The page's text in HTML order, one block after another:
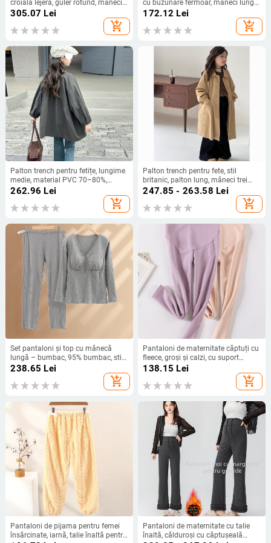
croială lejeră, guler rotund, mâneci
lungi, material poliester-elastan
305.07 Lei
add_shopping_cart
cu buzunare fermoar, mâneci lungi
— toamnă 2024, stil urban
172.12 Lei
add_shopping_cart
Palton trench pentru fetițe, lungime
medie, material PVC 70–80%,
mâneci 3/4, guler rotund, croi lejer
262.96 Lei
add_shopping_cart
Palton trench pentru fete, stil
britanic, palton lung, mâneci trei
sferturi, guler drept, material
247.85 - 263.58 Lei
add_shopping_cart
Set pantaloni și top cu mânecă
lungă – bumbac, 95% bumbac, stil
japonez-coreean de relaxare acasă
238.65 Lei
add_shopping_cart
Pantaloni de maternitate căptuți cu
fleece, groși și calzi, cu suport
reglabil pentru burtă, material
poliester, elasticitate mare, croi lejer
138.15 Lei
add_shopping_cart
Pantaloni de pijama pentru femei
însărcinate, iarnă, talie înaltă pentru
Pantaloni de maternitate cu talie
înaltă, călduroși cu căptușeală